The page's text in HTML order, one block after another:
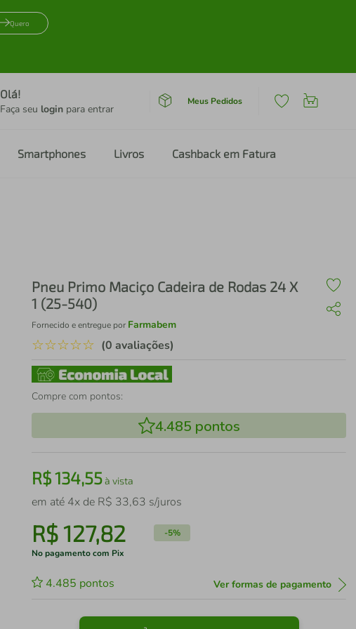
Quero
Olá!
Faça seu login para entrar
Meus Pedidos
Smartphones Livros Cashback em Fatura
Pneu Primo Maciço Cadeira de Rodas 24 X
1 (25-540)
Fornecido e entregue por Farmabem
☆☆☆☆☆ (0 avaliações)
Compre com pontos:
4.485 pontos
R$134,55à vista
em até 4x de R$ 33,63 s/juros
R$127,82 -5%
No pagamento com Pix
4.485 pontos Ver formas de pagamento